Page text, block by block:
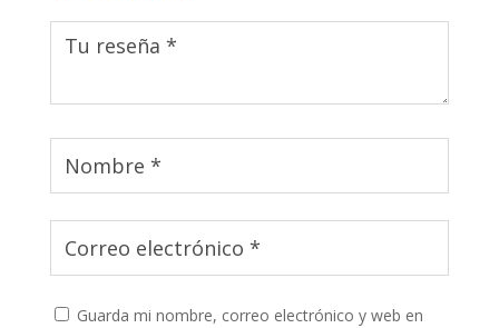
Guarda mi nombre, correo electrónico y web en